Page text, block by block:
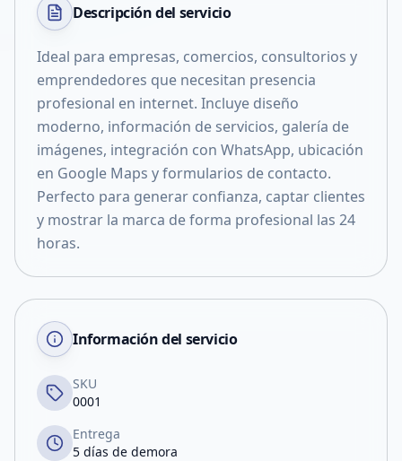
Descripción del servicio
Ideal para empresas, comercios, consultorios y
emprendedores que necesitan presencia
profesional en internet. Incluye diseño
moderno, información de servicios, galería de
imágenes, integración con WhatsApp, ubicación
en Google Maps y formularios de contacto.
Perfecto para generar confianza, captar clientes
y mostrar la marca de forma profesional las 24
horas.
Información del servicio
SKU
0001
Entrega
5 días de demora